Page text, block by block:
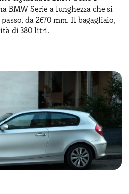
come la manutenzione e
BMW Serie a lunghezza che si
da 2670 mm. Il bagagliaio,
di 380 litri.
Serie 1 si distingue per linee
rene, ora più grande e
disponibili di serie o come
versioni, riescono ad aggiungere
, migliorando la visibilità in ogni
le BMW Serie 1 dimensioni
rendono la BMW Serie 1 un
chi cerca un’auto dal look